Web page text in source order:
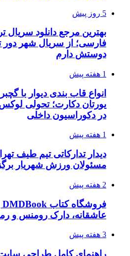
5 روز پیش
بهترین مرجع دانلود سریال
فارسی؛ از سریال شهر دور
دوستش دارم
1 هفته پیش
انواع قاب بندی دیوار با
یورتان دکارت؛ تحولی
در دکوراسیون داخلی
1 هفته پیش
دیدار تدارکاتی تیم طیف
مسئولان ورزش شهریار
2 هفته پیش
عاشقانه، دارک رومنس و
3 هفته پیش
راهنمای کامل طراحی